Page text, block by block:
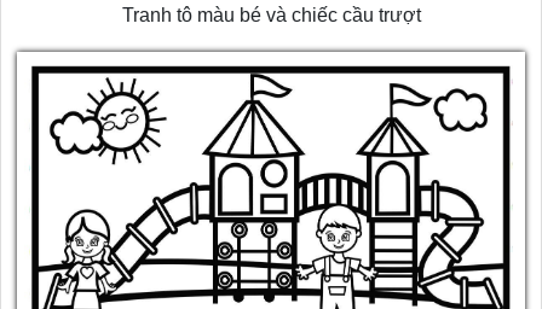
Tranh tô màu bé và chiếc cầu trượt